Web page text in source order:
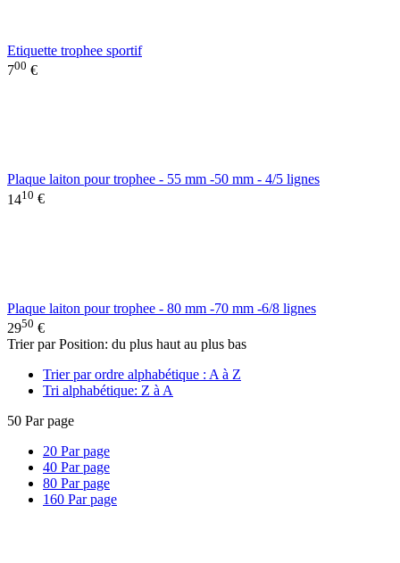
Etiquette trophee sportif
700 €
Plaque laiton pour trophee - 55 mm -50 mm - 4/5 lignes
1410 €
Plaque laiton pour trophee - 80 mm -70 mm -6/8 lignes
2950 €
Trier par Position: du plus haut au plus bas
Trier par ordre alphabétique : A à Z
Tri alphabétique: Z à A
50 Par page
20 Par page
40 Par page
80 Par page
160 Par page